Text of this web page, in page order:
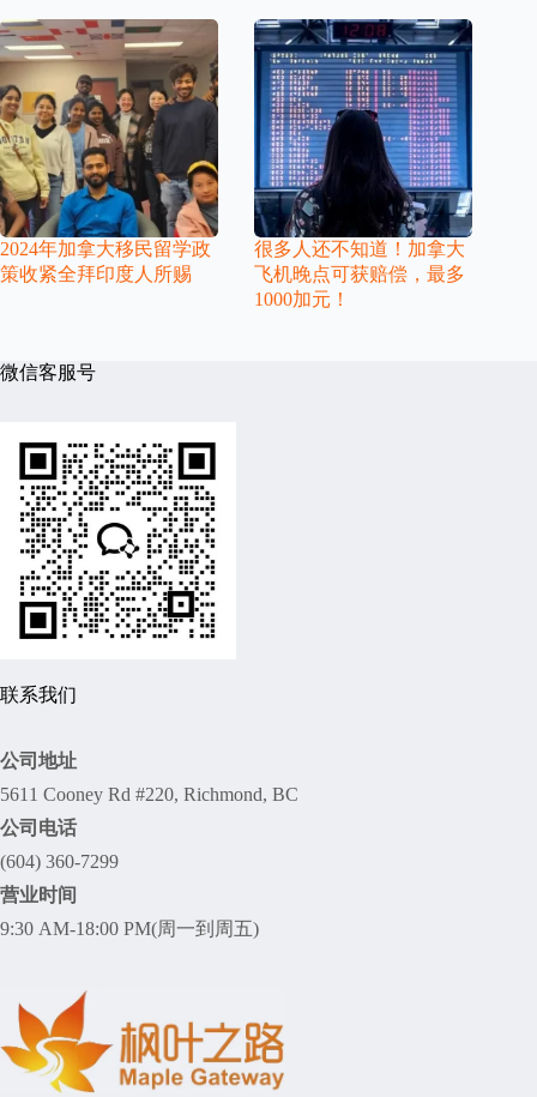
2024年加拿大移民留学政
策收紧全拜印度人所赐
很多人还不知道！加拿大
飞机晚点可获赔偿，最多
1000加元！
微信客服号
联系我们
公司地址
5611 Cooney Rd #220, Richmond, BC
公司电话
(604) 360-7299
营业时间
9:30 AM-18:00 PM(周一到周五)